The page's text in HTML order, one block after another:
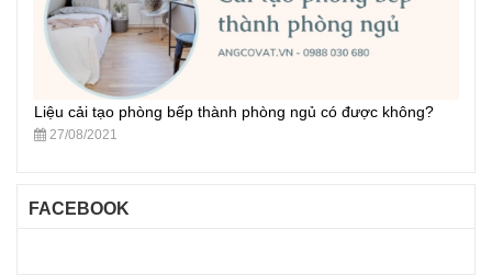
Liệu cải tạo phòng bếp thành phòng ngủ có được không?
27/08/2021
FACEBOOK